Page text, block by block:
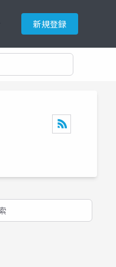
新規登録